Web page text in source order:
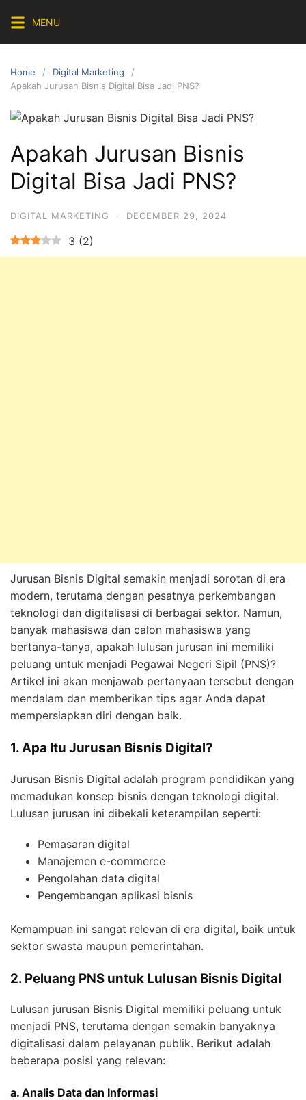
content
MENU
Home
Digital Marketing
Apakah Jurusan Bisnis Digital Bisa Jadi PNS?
Apakah Jurusan Bisnis
Digital Bisa Jadi PNS?
DIGITAL MARKETING · DECEMBER 29, 2024
3 (2)
Jurusan Bisnis Digital semakin menjadi sorotan di era
modern, terutama dengan pesatnya perkembangan
teknologi dan digitalisasi di berbagai sektor. Namun,
banyak mahasiswa dan calon mahasiswa yang
bertanya-tanya, apakah lulusan jurusan ini memiliki
peluang untuk menjadi Pegawai Negeri Sipil (PNS)?
Artikel ini akan menjawab pertanyaan tersebut dengan
mendalam dan memberikan tips agar Anda dapat
mempersiapkan diri dengan baik.
1. Apa Itu Jurusan Bisnis Digital?
Jurusan Bisnis Digital adalah program pendidikan yang
memadukan konsep bisnis dengan teknologi digital.
Lulusan jurusan ini dibekali keterampilan seperti:
Pemasaran digital
Manajemen e-commerce
Pengolahan data digital
Pengembangan aplikasi bisnis
Kemampuan ini sangat relevan di era digital, baik untuk
sektor swasta maupun pemerintahan.
2. Peluang PNS untuk Lulusan Bisnis Digital
Lulusan jurusan Bisnis Digital memiliki peluang untuk
menjadi PNS, terutama dengan semakin banyaknya
digitalisasi dalam pelayanan publik. Berikut adalah
beberapa posisi yang relevan:
a. Analis Data dan Informasi